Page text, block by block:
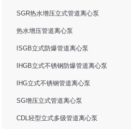
SGR热水增压立式管道离心泵
热水增压管道离心泵
ISGB立式防爆管道离心泵
IHGB立式不锈钢防爆管道离心泵
IHG立式不锈钢管道离心泵
SG增压立式管道离心泵
CDL轻型立式多级管道离心泵